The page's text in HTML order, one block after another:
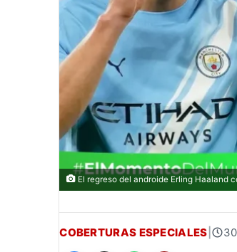
El regreso del androide Erling Haaland
COBERTURAS ESPECIALES